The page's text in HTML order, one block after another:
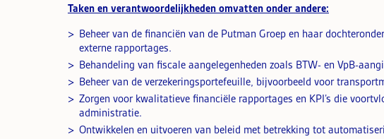
Taken en verantwoordelijkheden omvatten onder andere:
Beheer van de financiën van de Putman Groep en haar
externe rapportages.
Behandeling van fiscale aangelegenheden zoals BTW- en VpB-
Beheer van de verzekeringsportefeuille, bijvoorbeeld voor
Zorgen voor kwalitatieve financiële rapportages en KPI’s die
administratie.
Ontwikkelen en uitvoeren van beleid met betrekking tot